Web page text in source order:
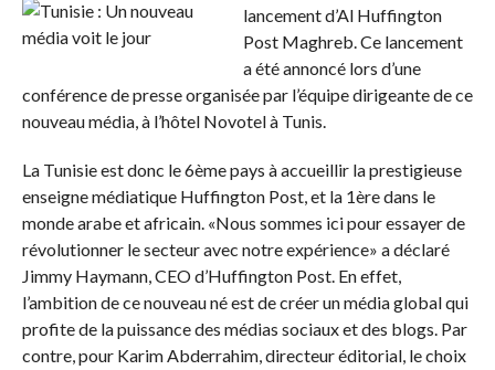
lancement d’Al Huffington
Post Maghreb. Ce lancement
a été annoncé lors d’une
conférence de presse organisée par l’équipe dirigeante de ce
nouveau média, à l’hôtel Novotel à Tunis.
La Tunisie est donc le 6ème pays à accueillir la prestigieuse
enseigne médiatique Huffington Post, et la 1ère dans le
monde arabe et africain. «Nous sommes ici pour essayer de
révolutionner le secteur avec notre expérience» a déclaré
Jimmy Haymann, CEO d’Huffington Post. En effet,
l’ambition de ce nouveau né est de créer un média global qui
profite de la puissance des médias sociaux et des blogs. Par
contre, pour Karim Abderrahim, directeur éditorial, le choix